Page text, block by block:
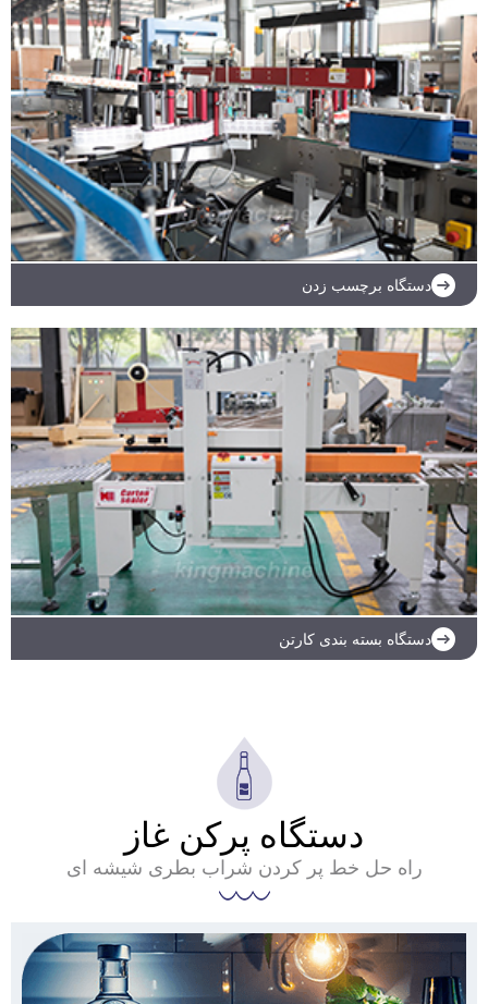
ادامه مطلب
ادامه مطلب
دستگاه برچسب زدن
ادامه مطلب
دستگاه بسته بندی کارتن
دستگاه پرکن غاز
راه حل خط پر کردن شراب بطری شیشه ای